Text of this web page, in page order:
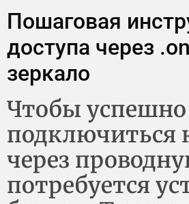
Пошаговая
доступа через
зеркало
Чтобы успешно
подключиться
через
потребуется